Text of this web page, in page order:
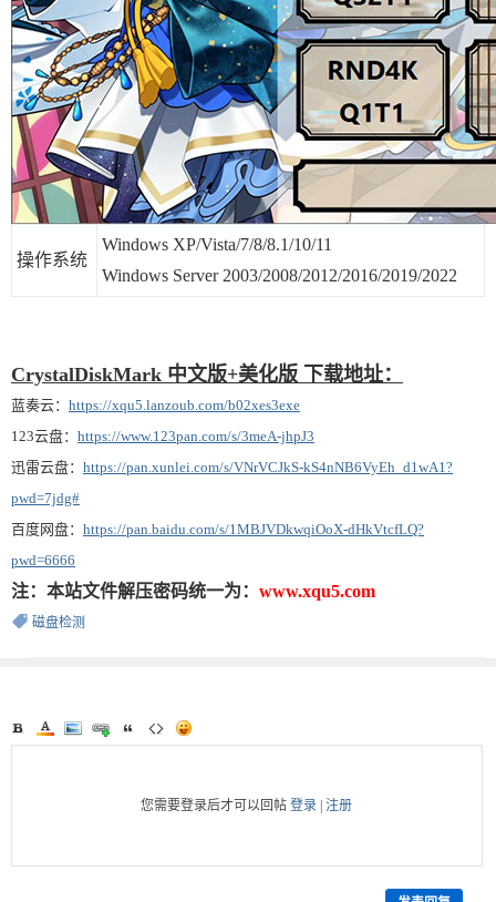
操作系统
Windows XP/Vista/7/8/8.1/10/11
Windows Server 2003/2008/2012/2016/2019/2022
CrystalDiskMark 中文版+美化版 下载地址：
蓝奏云： https://xqu5.lanzoub.com/b02xes3exe
123云盘： https://www.123pan.com/s/3meA-jhpJ3
迅雷云盘： https://pan.xunlei.com/s/VNrVCJkS-kS4nNB6VyEh_d1wA1?
pwd=7jdg#
百度网盘： https://pan.baidu.com/s/1MBJVDkwqiOoX-dHkVtcfLQ?
pwd=6666
注：本站文件解压密码统一为： www.xqu5.com
磁盘检测
您需要登录后才可以回帖登录 |注册